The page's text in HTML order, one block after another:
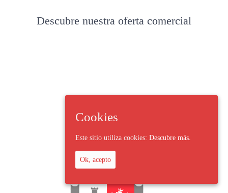
Descubre nuestra oferta comercial
Cookies
Este sitio utiliza cookies: Descubre más.
Ok, acepto